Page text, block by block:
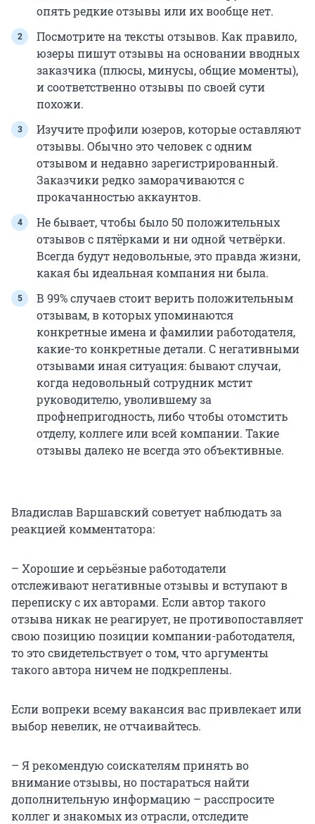
опять редкие отзывы или их вообще нет.
Посмотрите на тексты отзывов. Как правило,
юзеры пишут отзывы на основании вводных
заказчика (плюсы, минусы, общие моменты),
и соответственно отзывы по своей сути
похожи.
Изучите профили юзеров, которые оставляют
отзывы. Обычно это человек с одним
отзывом и недавно зарегистрированный.
Заказчики редко заморачиваются с
прокачанностью аккаунтов.
Не бывает, чтобы было 50 положительных
отзывов с пятёрками и ни одной четвёрки.
Всегда будут недовольные, это правда жизни,
какая бы идеальная компания ни была.
В 99% случаев стоит верить положительным
отзывам, в которых упоминаются
конкретные имена и фамилии работодателя,
какие-то конкретные детали. С негативными
отзывами иная ситуация: бывают случаи,
когда недовольный сотрудник мстит
руководителю, уволившему за
профнепригодность, либо чтобы отомстить
отделу, коллеге или всей компании. Такие
отзывы далеко не всегда это объективные.
Владислав Варшавский советует наблюдать за
реакцией комментатора:
– Хорошие и серьёзные работодатели
отслеживают негативные отзывы и вступают в
переписку с их авторами. Если автор такого
отзыва никак не реагирует, не противопоставляет
свою позицию позиции компании-работодателя,
то это свидетельствует о том, что аргументы
такого автора ничем не подкреплены.
Если вопреки всему вакансия вас привлекает или
выбор невелик, не отчаивайтесь.
– Я рекомендую соискателям принять во
внимание отзывы, но постараться найти
дополнительную информацию – расспросите
коллег и знакомых из отрасли, отследите